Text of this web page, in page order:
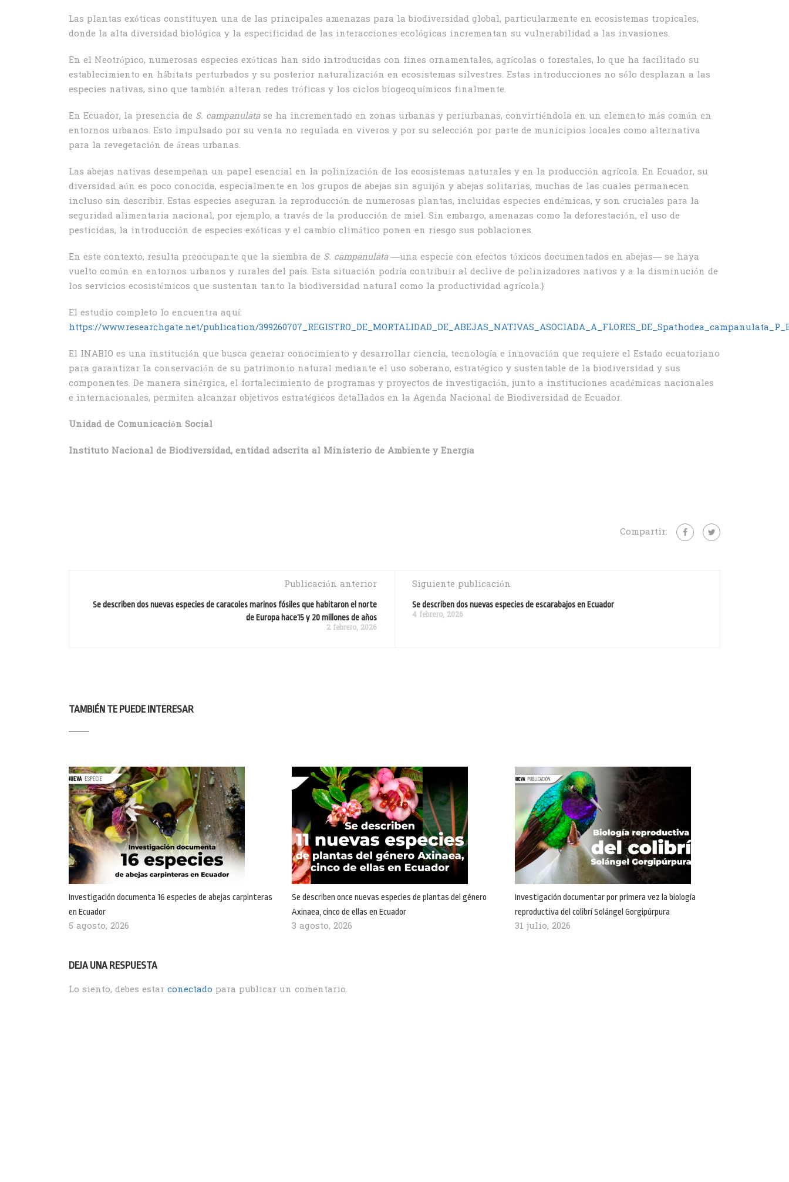
Las plantas exóticas constituyen una de las principales amenazas para la biodiversidad global, particularmente en ecosistemas tropicales,
donde la alta diversidad biológica y la especificidad de las interacciones ecológicas incrementan su vulnerabilidad a las invasiones.
En el Neotrópico, numerosas especies exóticas han sido introducidas con fines ornamentales, agrícolas o forestales, lo que ha facilitado su
establecimiento en hábitats perturbados y su posterior naturalización en ecosistemas silvestres. Estas introducciones no sólo desplazan a las
especies nativas, sino que también alteran redes tróficas y los ciclos biogeoquímicos finalmente.
En Ecuador, la presencia de S. campanulatase ha incrementado en zonas urbanas y periurbanas, convirtiéndola en un elemento más común en
entornos urbanos. Esto impulsado por su venta no regulada en viveros y por su selección por parte de municipios locales como alternativa
para la revegetación de áreas urbanas.
Las abejas nativas desempeñan un papel esencial en la polinización de los ecosistemas naturales y en la producción agrícola. En Ecuador, su
diversidad aún es poco conocida, especialmente en los grupos de abejas sin aguijón y abejas solitarias, muchas de las cuales permanecen
incluso sin describir. Estas especies aseguran la reproducción de numerosas plantas, incluidas especies endémicas, y son cruciales para la
seguridad alimentaria nacional, por ejemplo, a través de la producción de miel. Sin embargo, amenazas como la deforestación, el uso de
pesticidas, la introducción de especies exóticas y el cambio climático ponen en riesgo sus poblaciones.
En este contexto, resulta preocupante que la siembra de S. campanulata—una especie con efectos tóxicos documentados en abejas— se haya
vuelto común en entornos urbanos y rurales del país. Esta situación podría contribuir al declive de polinizadores nativos y a la disminución de
los servicios ecosistémicos que sustentan tanto la biodiversidad natural como la productividad agrícola.}
El estudio completo lo encuentra aquí:
https://www.researchgate.net/publication/
El INABIO es una institución que busca generar conocimiento y desarrollar ciencia, tecnología e innovación que requiere el Estado ecuatoriano
para garantizar la conservación de su patrimonio natural mediante el uso soberano, estratégico y sustentable de la biodiversidad y sus
componentes. De manera sinérgica, el fortalecimiento de programas y proyectos de investigación, junto a instituciones académicas nacionales
e internacionales, permiten alcanzar objetivos estratégicos detallados en la Agenda Nacional de Biodiversidad de Ecuador.
Unidad de Comunicación Social
Instituto Nacional de Biodiversidad, entidad adscrita al Ministerio de Ambiente y Energía
Compartir:
Publicación anterior
Se describen dos nuevas especies de caracoles marinos fósiles que habitaron el norte
de Europa hace15 y 20 millones de años
2 febrero, 2026
Siguiente publicación
Se describen dos nuevas especies de escarabajos en Ecuador
4 febrero, 2026
TAMBIÉN TE PUEDE INTERESAR
Investigación documenta 16 especies de abejas carpinteras
en Ecuador
5 agosto, 2026
Se describen once nuevas especies de plantas del género
Axinaea, cinco de ellas en Ecuador
3 agosto, 2026
Investigación documentar por primera vez la biología
reproductiva del colibrí Solángel Gorgipúrpura
31 julio, 2026
DEJA UNA RESPUESTA
Lo siento, debes estar conectado para publicar un comentario.